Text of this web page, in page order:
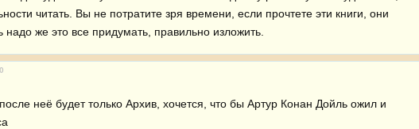
читать. Вы не потратите зря времени, если прочтете эти книги, они
надо же это все придумать, правильно изложить.
неё будет только Архив, хочется, что бы Артур Конан Дойль ожил и